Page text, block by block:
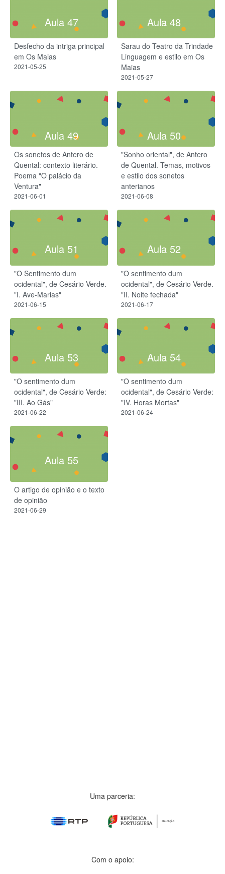
Aula 47
Desfecho da intriga principal
em Os Maias
2021-05-25
Aula 48
Sarau do Teatro da Trindade
Linguagem e estilo em Os
Maias
2021-05-27
Aula 49
Os sonetos de Antero de
Quental: contexto literário.
Poema "O palácio da
Ventura"
2021-06-01
Aula 50
"Sonho oriental", de Antero
de Quental. Temas, motivos
e estilo dos sonetos
anterianos
2021-06-08
Aula 51
"O Sentimento dum
ocidental", de Cesário Verde.
"I. Ave-Marias"
2021-06-15
Aula 52
"O sentimento dum
ocidental", de Cesário Verde.
"II. Noite fechada"
2021-06-17
Aula 53
"O sentimento dum
ocidental", de Cesário Verde:
"III. Ao Gás"
2021-06-22
Aula 54
"O sentimento dum
ocidental", de Cesário Verde:
"IV. Horas Mortas"
2021-06-24
Aula 55
O artigo de opinião e o texto
de opinião
2021-06-29
Uma parceria:
Com o apoio: